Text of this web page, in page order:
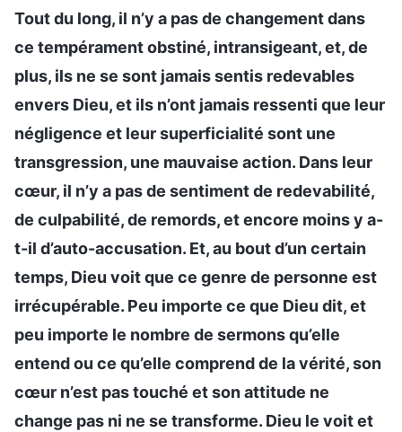
Tout du long, il n’y a pas de changement dans
ce tempérament obstiné, intransigeant, et, de
plus, ils ne se sont jamais sentis redevables
envers Dieu, et ils n’ont jamais ressenti que leur
négligence et leur superficialité sont une
transgression, une mauvaise action. Dans leur
cœur, il n’y a pas de sentiment de redevabilité,
de culpabilité, de remords, et encore moins y a-
t-il d’auto-accusation. Et, au bout d’un certain
temps, Dieu voit que ce genre de personne est
irrécupérable. Peu importe ce que Dieu dit, et
peu importe le nombre de sermons qu’elle
entend ou ce qu’elle comprend de la vérité, son
cœur n’est pas touché et son attitude ne
change pas ni ne se transforme. Dieu le voit et